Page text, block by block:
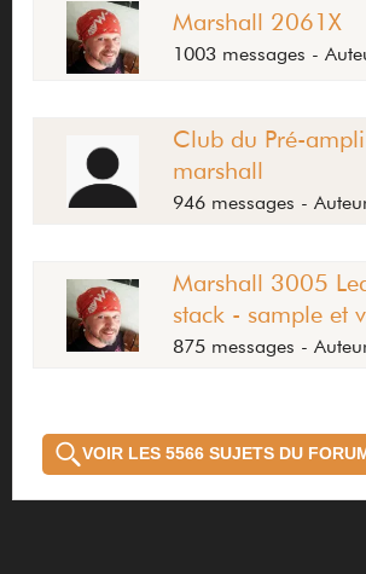
Marshall 2061X
1003 messages -
Club du Pré-
marshall
946 messages -
Marshall 3005
stack - sample et
875 messages -
VOIR LES 5566 SUJETS DU